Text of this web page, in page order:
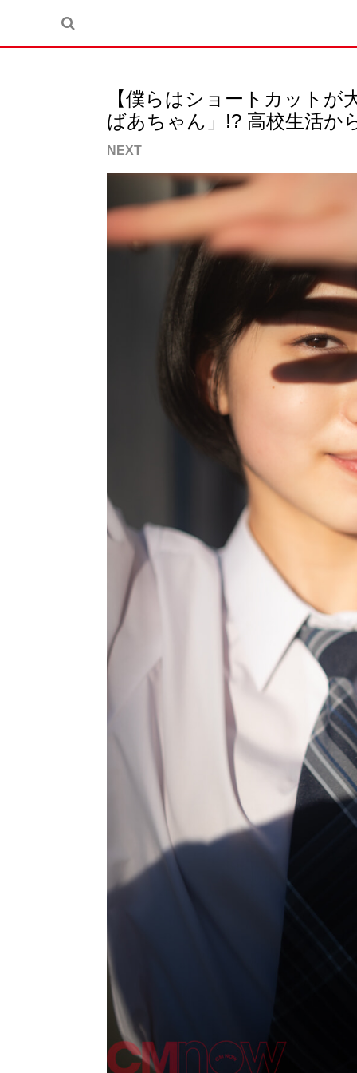
【僕らはショートカット
ばあちゃん」!? 高校生活か
NEXT